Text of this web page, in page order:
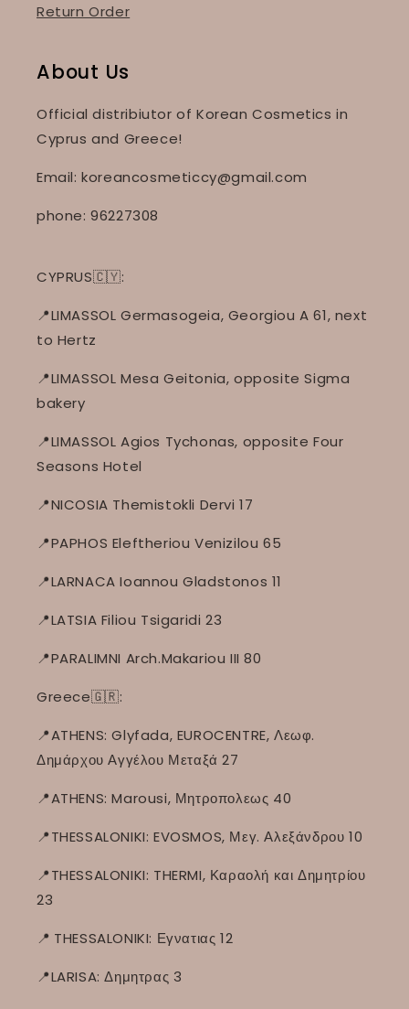
Return Order
About Us
Official distribiutor of Korean Cosmetics in
Cyprus and Greece!
Email: koreancosmeticcy@gmail.com
phone: 96227308
CYPRUS🇨🇾:
📍LIMASSOL Germasogeia, Georgiou A 61, next
to Hertz
📍LIMASSOL Mesa Geitonia, opposite Sigma
bakery
📍LIMASSOL Agios Tychonas, opposite Four
Seasons Hotel
📍NICOSIA Themistokli Dervi 17
📍PAPHOS Eleftheriou Venizilou 65
📍LARNACA Ioannou Gladstonos 11
📍LATSIA Filiou Tsigaridi 23
📍PARALIMNI Arch.Makariou III 80
Greece🇬🇷:
📍ATHENS: Glyfada, EUROCENTRE, Λεωφ.
Δημάρχου Αγγέλου Μεταξά 27
📍ATHENS: Marousi, Μητροπολεως 40
📍THESSALONIKI: EVOSMOS, Μεγ. Αλεξάνδρου 10
📍THESSALONIKI: THERMI, Καραολή και Δημητρίου
23
📍 THESSALONIKI: Εγνατιας 12
📍LARISA: Δημητρας 3